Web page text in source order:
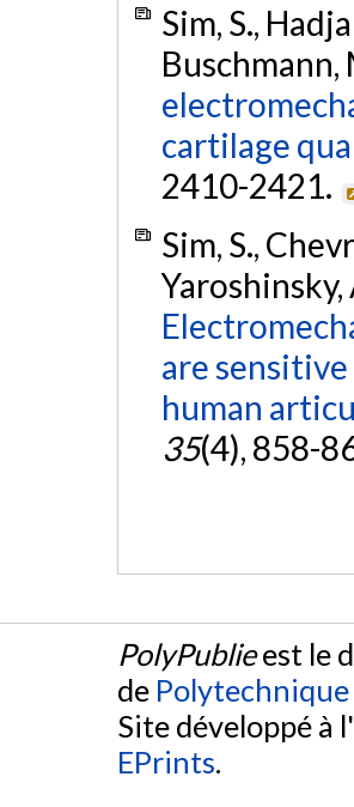
Sim, S.,
Buschmann,
cartilage
2410-2421.
Sim, S.,
Yaroshinsky,
are
human
35(4), 858-
PolyPublieest le
de
Site développé à
EPrints.